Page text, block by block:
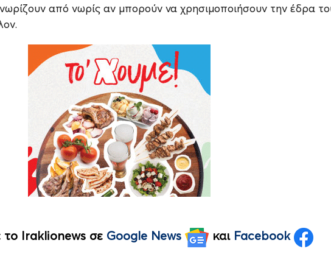
από νωρίς αν μπορούν να χρησιμοποιήσουν την έδρα
το Iraklionews σε Google News και Facebook